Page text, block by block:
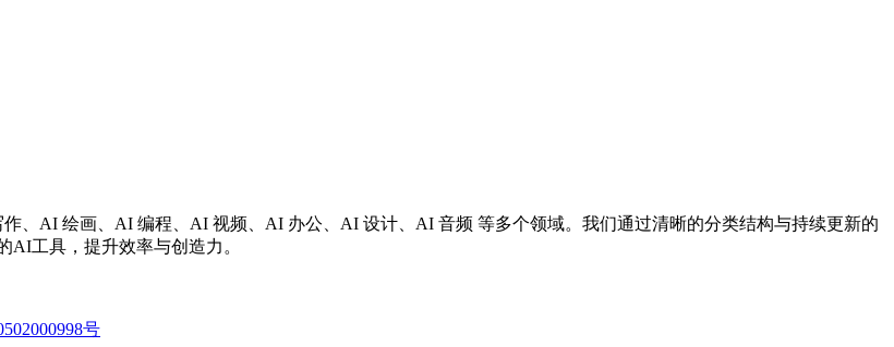
、AI 绘画、AI 编程、AI 视频、AI 办公、AI 设计、AI 音频 等多个领域。我们通过清晰的分类结构与持续更新的
AI工具，提升效率与创造力。
号